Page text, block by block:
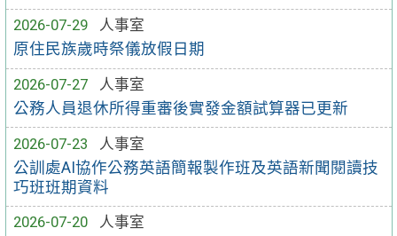
2026-07-29
人事室
原住民族歲時祭儀放假日期
2026-07-27
人事室
公務人員退休所得重審後實發金額試算器已更新
2026-07-23
人事室
公訓處AI協作公務英語簡報製作班及英語新聞閱讀技
巧班班期資料
2026-07-20
人事室